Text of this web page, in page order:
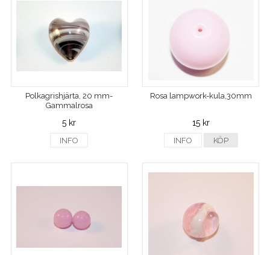
Polkagrishjärta, 20 mm-
Gammalrosa
5 kr
INFO
Rosa lampwork-kula,30mm
15 kr
INFO KÖP